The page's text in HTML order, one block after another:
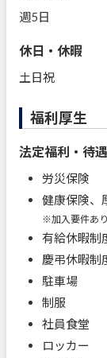
週5日
休日・休暇
土日祝
福利厚生
法定福利・待遇
労災保険
健康保険、
※加入要件あり
有給休暇制
慶弔休暇制
駐車場
制服
社員食堂
ロッカー